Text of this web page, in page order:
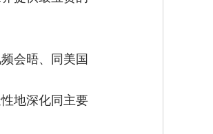
会晤、同美国
地深化同主要